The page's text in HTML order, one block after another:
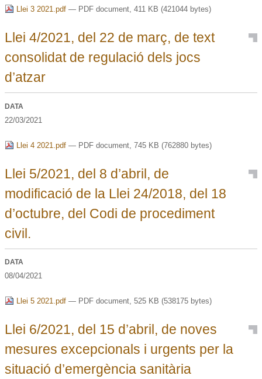
Llei 3 2021.pdf— PDF document, 411 KB (421044 bytes)
Llei 4/2021, del 22 de març, de text
consolidat de regulació dels jocs
d’atzar
DATA
22/03/2021
Llei 4 2021.pdf— PDF document, 745 KB (762880 bytes)
Llei 5/2021, del 8 d’abril, de
modificació de la Llei 24/2018, del 18
d’octubre, del Codi de procediment
civil.
DATA
08/04/2021
Llei 5 2021.pdf— PDF document, 525 KB (538175 bytes)
Llei 6/2021, del 15 d’abril, de noves
mesures excepcionals i urgents per la
situació d’emergència sanitària